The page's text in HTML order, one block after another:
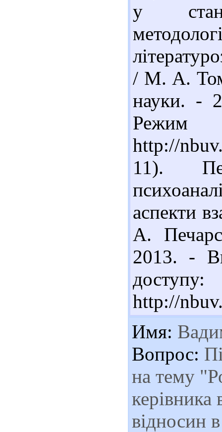
у
/ М. А.
науки. -
http://
11).
аспекти
А.
2013. -
доступу:
http://
Имя:
Вопрос:
на тему
керівника
відносин